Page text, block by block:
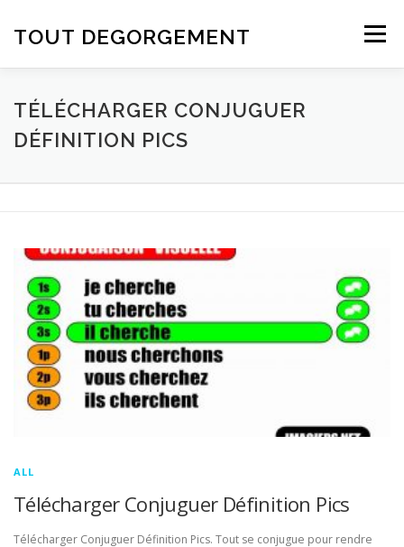
TOUT DEGORGEMENT Menu
TÉLÉCHARGER CONJUGUER
DÉFINITION PICS
ALL
Télécharger Conjuguer Définition Pics
Télécharger Conjuguer Définition Pics. Tout se conjugue pour rendre